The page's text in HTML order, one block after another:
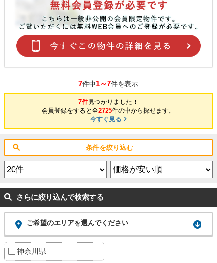
7件中1～7件を表示
7件見つかりました！
会員登録をすると全2725件の中から探せます。
今すぐ見る
条件を絞り込む
さらに絞り込んで検索する
ご希望のエリアを選んでください
神奈川県